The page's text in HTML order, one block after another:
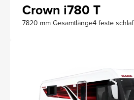
Crown i780 T
7820 mm Gesamtlänge4 feste